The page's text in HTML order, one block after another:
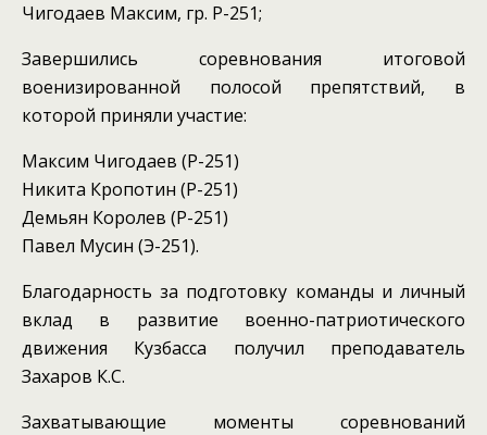
Чигодаев Максим, гр. Р-251;
Завершились соревнования итоговой
военизированной полосой препятствий, в
которой приняли участие:
Максим Чигодаев (Р-251)
Никита Кропотин (Р-251)
Демьян Королев (Р-251)
Павел Мусин (Э-251).
Благодарность за подготовку команды и личный
вклад в развитие военно-патриотического
движения Кузбасса получил преподаватель
Захаров К.С.
Захватывающие моменты соревнований